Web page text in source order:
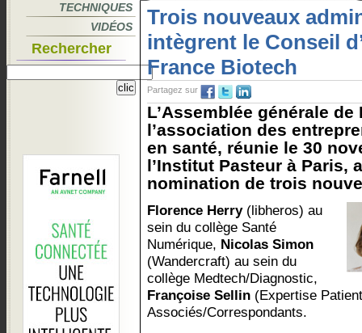
TECHNIQUES
VIDÉOS
Rechercher
Trois nouveaux
intègrent le Conseil
France Biotech
Partagez sur
L’Assemblée générale
l’association des
en santé, réunie le 30
l’Institut Pasteur à Paris,
nomination de trois
Florence Herry(libheros) au
sein du collège Santé
Numérique, Nicolas Simon
(Wandercraft) au sein du
collège Medtech/Diagnostic,
Françoise Sellin (Expertise
Associés/Correspondants.